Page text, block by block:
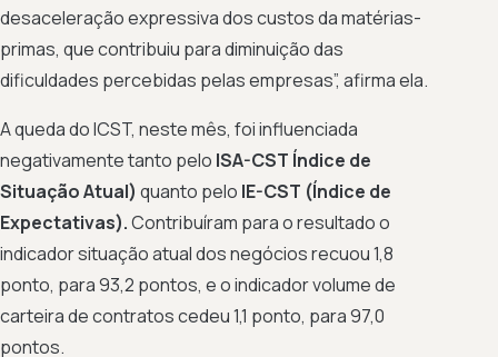
desaceleração expressiva dos custos da matérias-
primas, que contribuiu para diminuição das
dificuldades percebidas pelas empresas”, afirma ela.
A queda do ICST, neste mês, foi influenciada
negativamente tanto pelo ISA-CST Índice de
Situação Atual) quanto pelo IE-CST (Índice de
Expectativas).Contribuíram para o resultado o
indicador situação atual dos negócios recuou 1,8
ponto, para 93,2 pontos, e o indicador volume de
carteira de contratos cedeu 1,1 ponto, para 97,0
pontos.